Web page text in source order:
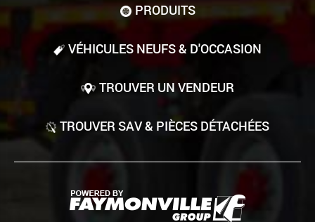
PRODUITS
VÉHICULES NEUFS & D'OCCASION
TROUVER UN VENDEUR
TROUVER SAV & PIÈCES DÉTACHÉES